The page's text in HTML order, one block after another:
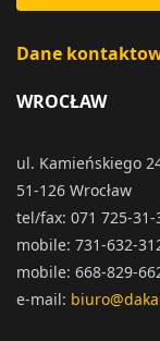
Dane
WROCŁAW
ul. Kamieńskiego
51-126 Wrocław
tel/fax: 071 725-31-
mobile: 731-632-
mobile: 668-829-
e-mail: